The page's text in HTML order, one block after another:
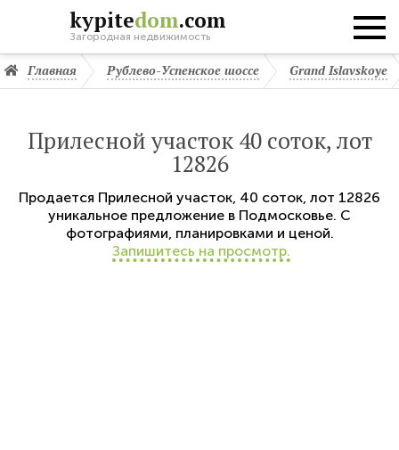
kypitedom.com
Загородная недвижимость
Главная Рублево-Успенское шоссе Grand Islavskoye
Прилесной участок 40 соток, лот
12826
Продается Прилесной участок, 40 соток, лот 12826
уникальное предложение в Подмосковье. С
фотографиями, планировками и ценой.
Запишитесь на просмотр.